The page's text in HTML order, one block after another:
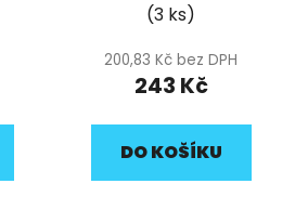
(3 ks)
200,83 Kč bez DPH
243 Kč
DO KOŠÍKU